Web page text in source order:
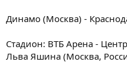
Динамо (Москва) -
Стадион: ВТБ Арена -
Льва Яшина (Москва,